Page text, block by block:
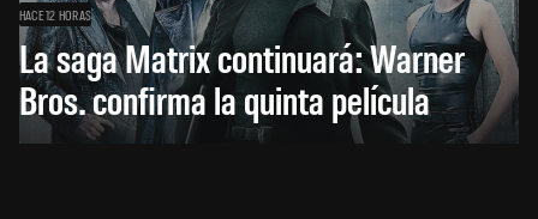
HACE 12 HORAS
La saga Matrix continuará: Warner
Bros. confirma la quinta película